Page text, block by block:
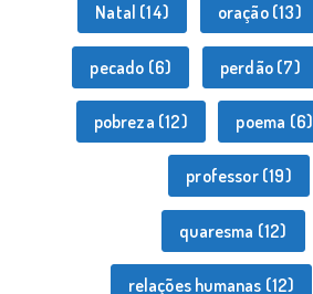
Natal (14) oração(13)
pecado (6) perdão(7)
pobreza (12) poema (6)
professor(19)
quaresma (12)
relações humanas (12)